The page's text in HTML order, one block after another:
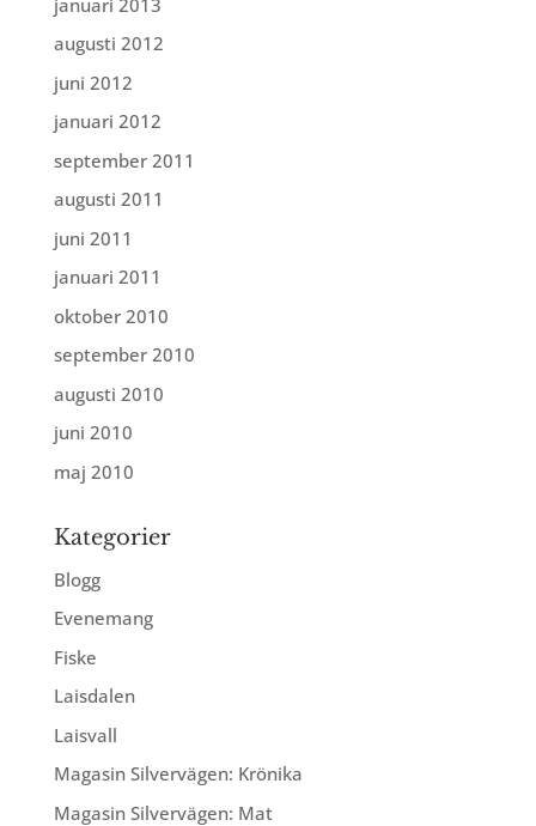
augusti 2012
juni 2012
januari 2012
september 2011
augusti 2011
juni 2011
januari 2011
oktober 2010
september 2010
augusti 2010
juni 2010
maj 2010
Kategorier
Blogg
Evenemang
Fiske
Laisdalen
Laisvall
Magasin Silvervägen: Krönika
Magasin Silvervägen: Mat